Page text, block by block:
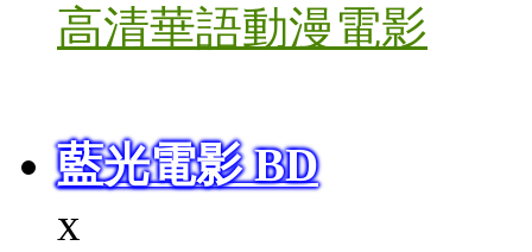
高清華語動漫電影
藍光電影 BD
x